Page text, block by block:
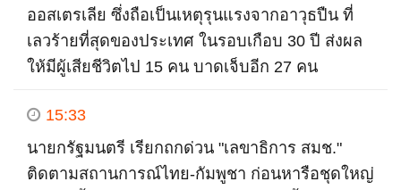
ออสเตรเลีย ซึ่งถือเป็นเหตุรุนแรงจากอาวุธปืน ที่
เลวร้ายที่สุดของประเทศ ในรอบเกือบ 30 ปี ส่งผล
ให้มีผู้เสียชีวิตไป 15 คน บาดเจ็บอีก 27 คน
15:33
นายกรัฐมนตรี เรียกถกด่วน "เลขาธิการ สมช."
ติดตามสถานการณ์ไทย​-กัมพูชา ก่อนหารือชุดใหญ่